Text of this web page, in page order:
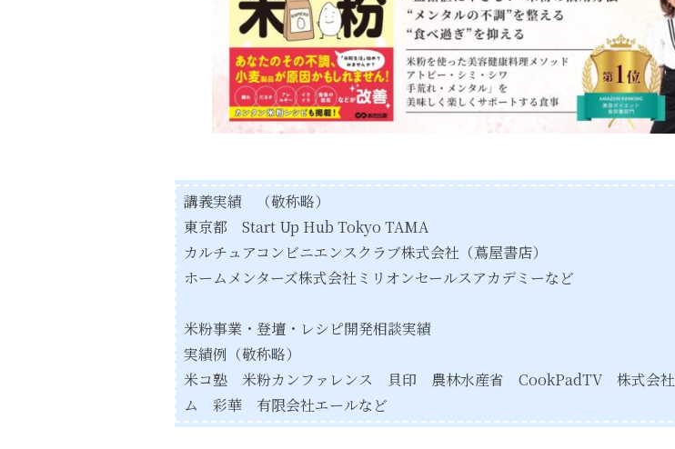
講義実績 （敬称略）
東京都 Start Up Hub Tokyo TAMA
カルチュアコンビニエンスクラブ株式会社（蔦屋書店）
ホームメンターズ株式会社 ミリオンセールスアカデミーなど
米粉事業・登壇・レシピ開発相談実績
実績例（敬称略）
米コ塾 米粉カンファレンス 貝印 農林水産省 CookPadTV 株式会社
ム 彩華 有限会社エールなど